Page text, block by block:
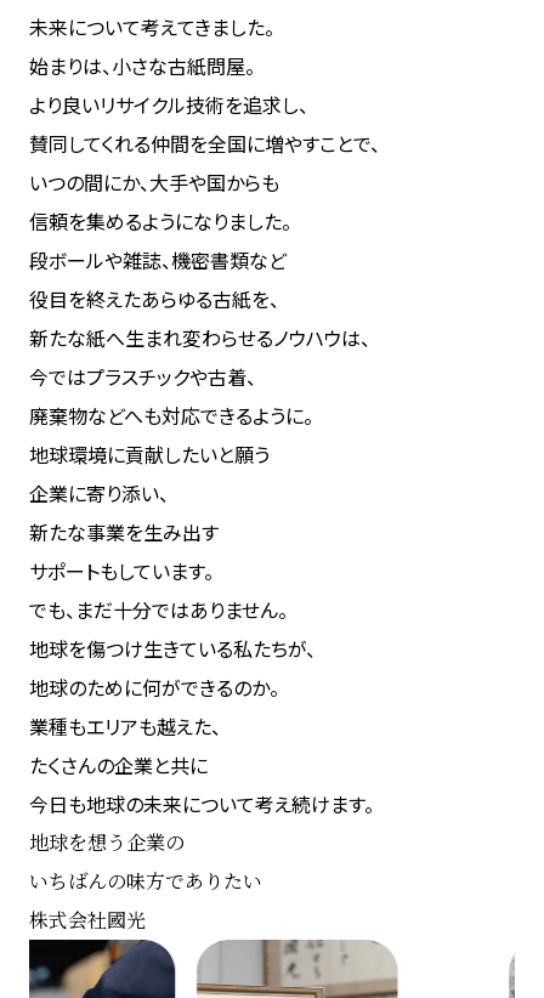
未来について考えてきました。
始まりは、小さな古紙問屋。
より良いリサイクル技術を追求し、
賛同してくれる仲間を全国に増やすことで、
いつの間にか、大手や国からも
信頼を集めるようになりました。
段ボールや雑誌、機密書類など
役目を終えたあらゆる古紙を、
新たな紙へ生まれ変わらせるノウハウは、
今ではプラスチックや古着、
廃棄物などへも対応できるように。
地球環境に貢献したいと願う
企業に寄り添い、
新たな事業を生み出す
サポートもしています。
でも、まだ十分ではありません。
地球を傷つけ生きている私たちが、
地球のために何ができるのか。
業種もエリアも越えた、
たくさんの企業と共に
今日も地球の未来について考え続けます。
地球を想う企業の
いちばんの味方でありたい
株式会社國光